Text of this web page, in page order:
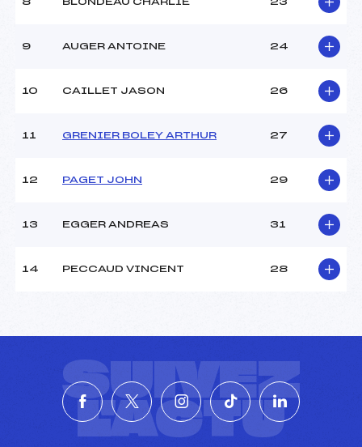
8 BLONDEAU CHARLIE 23
9 AUGER ANTOINE 24
10 CAILLET JASON 26
11 GRENIER BOLEY ARTHUR 27
12 PAGET JOHN 29
13 EGGER ANDREAS 31
14 PECCAUD VINCENT 28
SUIVEZ
L'ACTU